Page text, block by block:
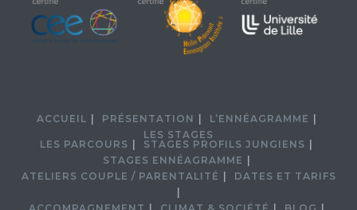
ACCUEIL PRÉSENTATION
L’ENNÉAGRAMME
LES STAGES
LES PARCOURS
STAGES PROFILS JUNGIENS
STAGES ENNÉAGRAMME
ATELIERS COUPLE / PARENTALITÉ
DATES ET TARIFS